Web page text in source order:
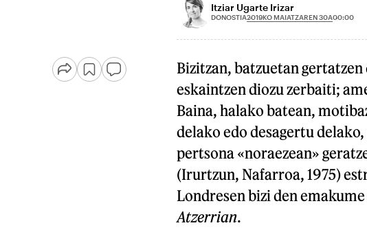
Itziar Ugarte Irizar
DONOSTIA2019KO MAIATZAREN 30A00:00
Bizitzan, batzuetan
eskaintzen diozu zerbaiti;
Baina, halako batean,
delako edo desagertu
pertsona «noraezean»
(Irurtzun, Nafarroa, 1975)
Londresen bizi den
Atzerrian.